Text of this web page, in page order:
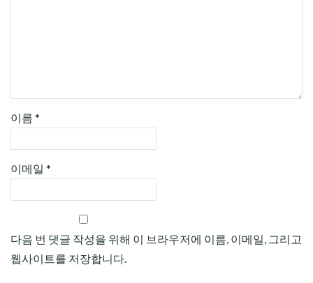
이름 *
이메일 *
다음 번 댓글 작성을 위해 이 브라우저에 이름, 이메일, 그리고
웹사이트를 저장합니다.